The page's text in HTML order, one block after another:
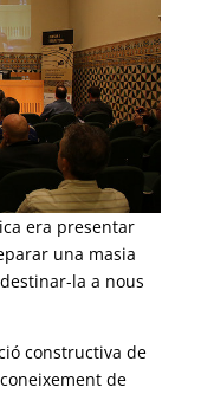
era presentar
una masia
la a nous
constructiva de
de